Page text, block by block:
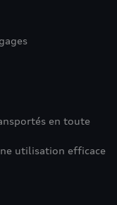
en toute
utilisation efficace